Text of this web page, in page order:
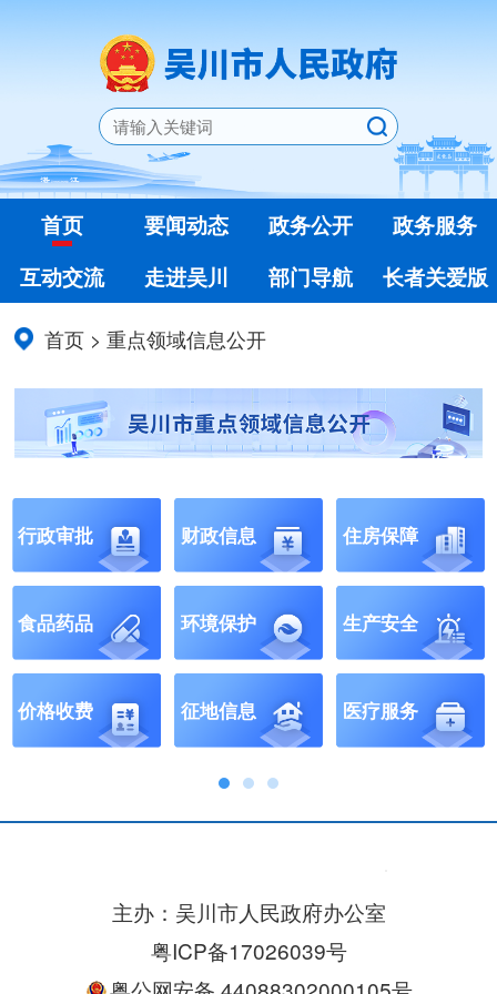
首页 要闻动态 政务公开
政务服务
互动交流
走进吴川 部门导航 长者关爱版
首页 >重点领域信息公开
行政审批 财政信息 住房保障
食品药品 环境保护 生产安全
价格收费 征地信息 医疗服务
主办：吴川市人民政府办公室
粤ICP备17026039号